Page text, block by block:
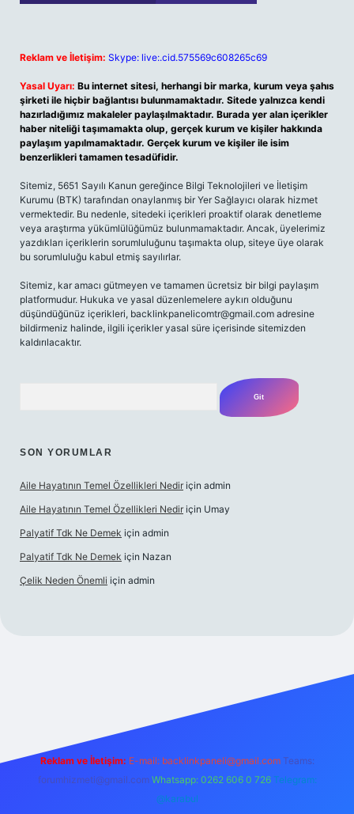
Reklam ve İletişim: Skype: live:.cid.575569c608265c69
Yasal Uyarı: Bu internet sitesi, herhangi bir marka, kurum veya şahıs
şirketi ile hiçbir bağlantısı bulunmamaktadır. Sitede yalnızca kendi
hazırladığımız makaleler paylaşılmaktadır. Burada yer alan içerikler
haber niteliği taşımamakta olup, gerçek kurum ve kişiler hakkında
paylaşım yapılmamaktadır. Gerçek kurum ve kişiler ile isim
benzerlikleri tamamen tesadüfidir.
Sitemiz, 5651 Sayılı Kanun gereğince Bilgi Teknolojileri ve İletişim
Kurumu (BTK) tarafından onaylanmış bir Yer Sağlayıcı olarak hizmet
vermektedir. Bu nedenle, sitedeki içerikleri proaktif olarak denetleme
veya araştırma yükümlülüğümüz bulunmamaktadır. Ancak, üyelerimiz
yazdıkları içeriklerin sorumluluğunu taşımakta olup, siteye üye olarak
bu sorumluluğu kabul etmiş sayılırlar.
Sitemiz, kar amacı gütmeyen ve tamamen ücretsiz bir bilgi paylaşım
platformudur. Hukuka ve yasal düzenlemelere aykırı olduğunu
düşündüğünüz içerikleri, backlinkpanelicomtr@gmail.com adresine
bildirmeniz halinde, ilgili içerikler yasal süre içerisinde sitemizden
kaldırılacaktır.
SON YORUMLAR
Aile Hayatının Temel Özellikleri Nedir için admin
Aile Hayatının Temel Özellikleri Nedir için Umay
Palyatif Tdk Ne Demek için admin
Palyatif Tdk Ne Demek için Nazan
Çelik Neden Önemli için admin
Reklam ve İletişim: E-mail: backlinkpaneli@gmail.com Teams:
forumhizmeti@gmail.com Whatsapp: 0262 606 0 726 Telegram:
@karabul